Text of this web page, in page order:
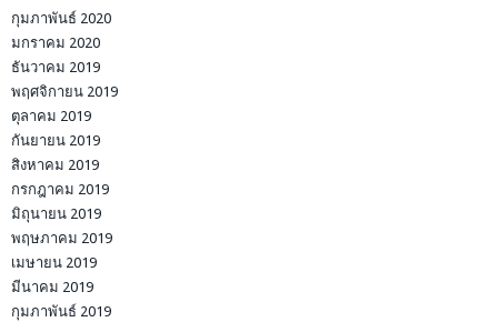
กุมภาพันธ์ 2020
มกราคม 2020
ธันวาคม 2019
พฤศจิกายน 2019
ตุลาคม 2019
กันยายน 2019
สิงหาคม 2019
กรกฎาคม 2019
มิถุนายน 2019
พฤษภาคม 2019
เมษายน 2019
มีนาคม 2019
กุมภาพันธ์ 2019